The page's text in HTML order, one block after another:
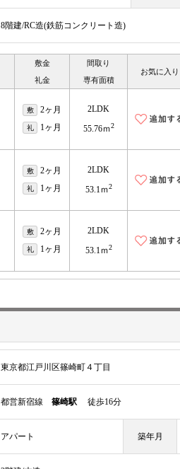
8階建/RC造(鉄筋コンクリート造)
敷金
礼金
間取り
専有面積
お気に入り
敷 2ヶ月
礼 1ヶ月
2LDK
55.76ｍ2
敷 2ヶ月
礼 1ヶ月
2LDK
53.1ｍ2
敷 2ヶ月
礼 1ヶ月
2LDK
53.1ｍ2
東京都江戸川区篠崎町４丁目
都営新宿線 篠崎駅 徒歩16分
アパート 築年月